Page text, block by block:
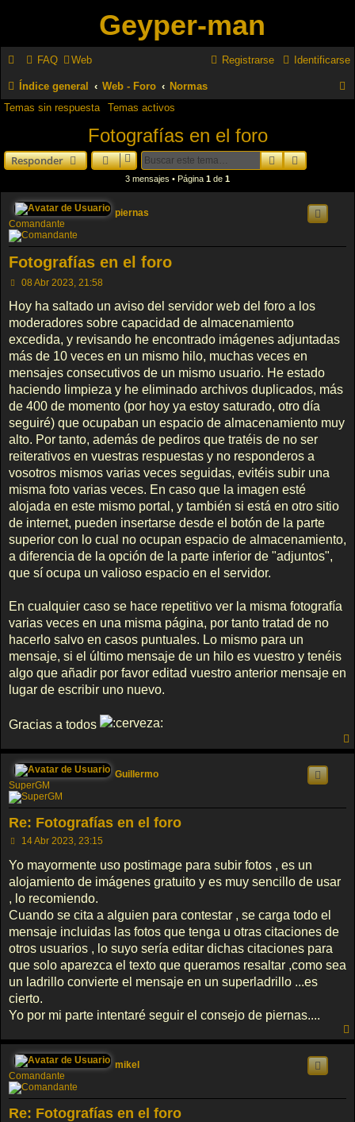
Geyper-man
FAQ Web Identificarse
Registrarse
Índice general Web - Foro Normas
Temas sin respuesta Temas activos
Fotografías en el foro
Responder BuscarBúsqueda
3 mensajes • Página 1 de 1
piernas
Comandante
Fotografías en el foro
M
n
a
j
e
08 Abr 2023, 21:58
Hoy ha saltado un aviso del servidor web del foro a los
moderadores sobre capacidad de almacenamiento
excedida, y revisando he encontrado imágenes adjuntadas
más de 10 veces en un mismo hilo, muchas veces en
mensajes consecutivos de un mismo usuario. He estado
haciendo limpieza y he eliminado archivos duplicados, más
de 400 de momento (por hoy ya estoy saturado, otro día
seguiré) que ocupaban un espacio de almacenamiento muy
alto. Por tanto, además de pediros que tratéis de no ser
reiterativos en vuestras respuestas y no responderos a
vosotros mismos varias veces seguidas, evitéis subir una
misma foto varias veces. En caso que la imagen esté
alojada en este mismo portal, y también si está en otro sitio
de internet, pueden insertarse desde el botón de la parte
superior con lo cual no ocupan espacio de almacenamiento,
a diferencia de la opción de la parte inferior de "adjuntos",
que sí ocupa un valioso espacio en el servidor.
En cualquier caso se hace repetitivo ver la misma fotografía
varias veces en una misma página, por tanto tratad de no
hacerlo salvo en casos puntuales. Lo mismo para un
mensaje, si el último mensaje de un hilo es vuestro y tenéis
algo que añadir por favor editad vuestro anterior mensaje en
lugar de escribir uno nuevo.
Gracias a todos
Guillermo
SuperGM
Re: Fotografías en el foro
M
n
a
j
14 Abr 2023, 23:15
Yo mayormente uso postimage para subir fotos , es un
alojamiento de imágenes gratuito y es muy sencillo de usar
, lo recomiendo.
Cuando se cita a alguien para contestar , se carga todo el
mensaje incluidas las fotos que tenga u otras citaciones de
otros usuarios , lo suyo sería editar dichas citaciones para
que solo aparezca el texto que queramos resaltar ,como sea
un ladrillo convierte el mensaje en un superladrillo ...es
cierto.
Yo por mi parte intentaré seguir el consejo de piernas....
mikel
Comandante
Re: Fotografías en el foro